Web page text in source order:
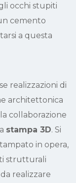
occhi stupiti
cemento
a questa
realizzazioni di
architettonica
collaborazione
stampa 3D. Si
in opera,
strutturali
realizzare